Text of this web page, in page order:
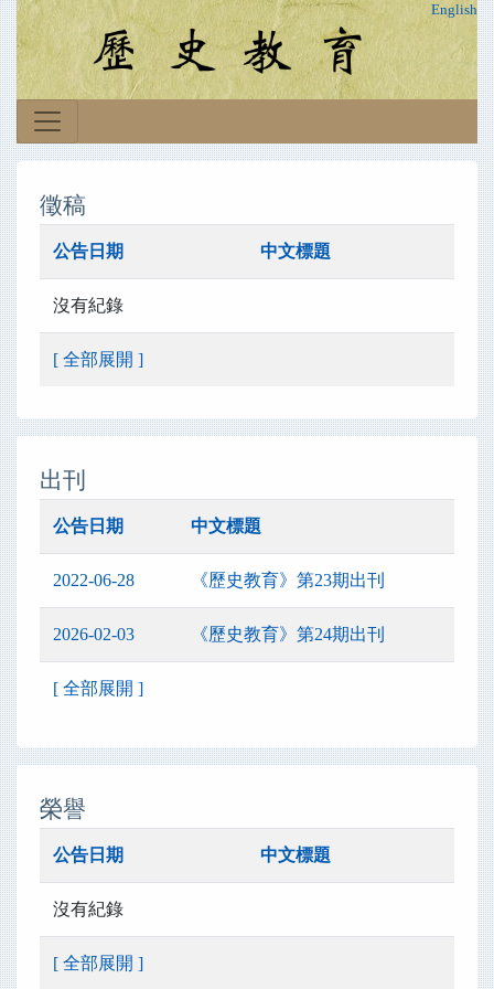
English
徵稿
公告日期 中文標題
沒有紀錄
[ 全部展開 ]
出刊
公告日期 中文標題
2022-06-28 《歷史教育》第23期出刊
2026-02-03 《歷史教育》第24期出刊
[ 全部展開 ]
榮譽
公告日期 中文標題
沒有紀錄
[ 全部展開 ]